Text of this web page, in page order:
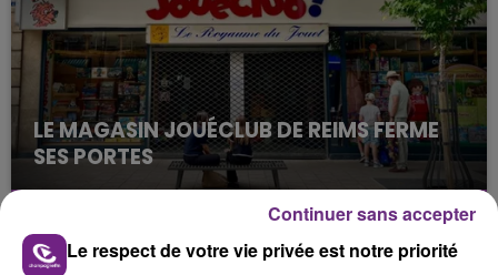
LE MAGASIN JOUÉCLUB DE REIMS FERME
SES PORTES
C'était l'une des institutions du centre-ville
rémois. Le magasin JouéClub est contraint de
fermer ses portes.
TITRES DIFFUSÉS
Le respect de votre vie privée est notre priorité
Continuer sans accepter